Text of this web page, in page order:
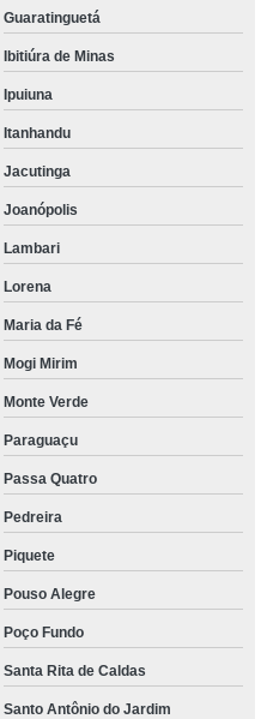
Guaratinguetá
Ibitiúra de Minas
Ipuiuna
Itanhandu
Jacutinga
Joanópolis
Lambari
Lorena
Maria da Fé
Mogi Mirim
Monte Verde
Paraguaçu
Passa Quatro
Pedreira
Piquete
Pouso Alegre
Poço Fundo
Santa Rita de Caldas
Santo Antônio do Jardim